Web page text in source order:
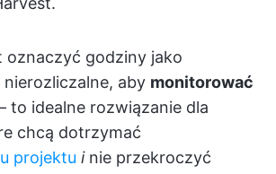
oznaczyć godziny jako
aby monitorować
to idealne rozwiązanie dla
chcą dotrzymać
projektu inie przekroczyć